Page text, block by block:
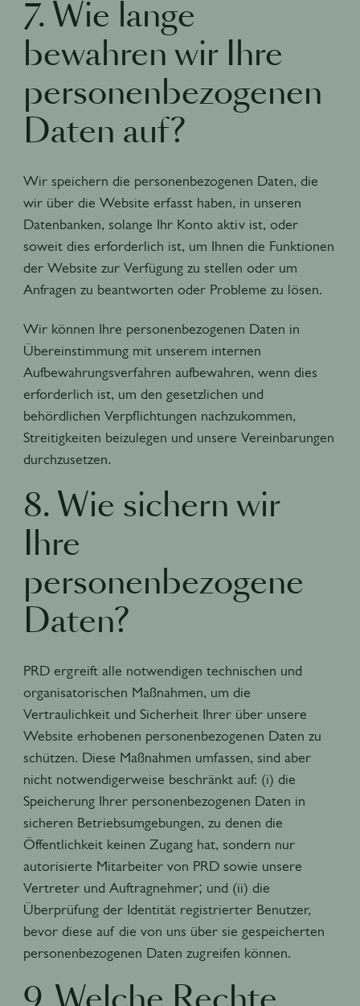
7. Wie lange
bewahren wir Ihre
personenbezogenen
Daten auf?
Wir speichern die personenbezogenen Daten, die
wir über die Website erfasst haben, in unseren
Datenbanken, solange Ihr Konto aktiv ist, oder
soweit dies erforderlich ist, um Ihnen die Funktionen
der Website zur Verfügung zu stellen oder um
Anfragen zu beantworten oder Probleme zu lösen.
Wir können Ihre personenbezogenen Daten in
Übereinstimmung mit unserem internen
Aufbewahrungsverfahren aufbewahren, wenn dies
erforderlich ist, um den gesetzlichen und
behördlichen Verpflichtungen nachzukommen,
Streitigkeiten beizulegen und unsere Vereinbarungen
durchzusetzen.
8. Wie sichern wir
Ihre
personenbezogene
Daten?
PRD ergreift alle notwendigen technischen und
organisatorischen Maßnahmen, um die
Vertraulichkeit und Sicherheit Ihrer über unsere
Website erhobenen personenbezogenen Daten zu
schützen. Diese Maßnahmen umfassen, sind aber
nicht notwendigerweise beschränkt auf: (i) die
Speicherung Ihrer personenbezogenen Daten in
sicheren Betriebsumgebungen, zu denen die
Öffentlichkeit keinen Zugang hat, sondern nur
autorisierte Mitarbeiter von PRD sowie unsere
Vertreter und Auftragnehmer; und (ii) die
Überprüfung der Identität registrierter Benutzer,
bevor diese auf die von uns über sie gespeicherten
personenbezogenen Daten zugreifen können.